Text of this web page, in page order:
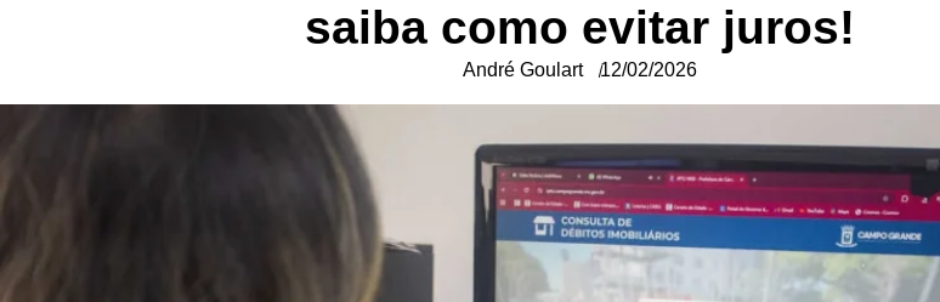
saiba como evitar juros!
André Goulart 12/02/2026